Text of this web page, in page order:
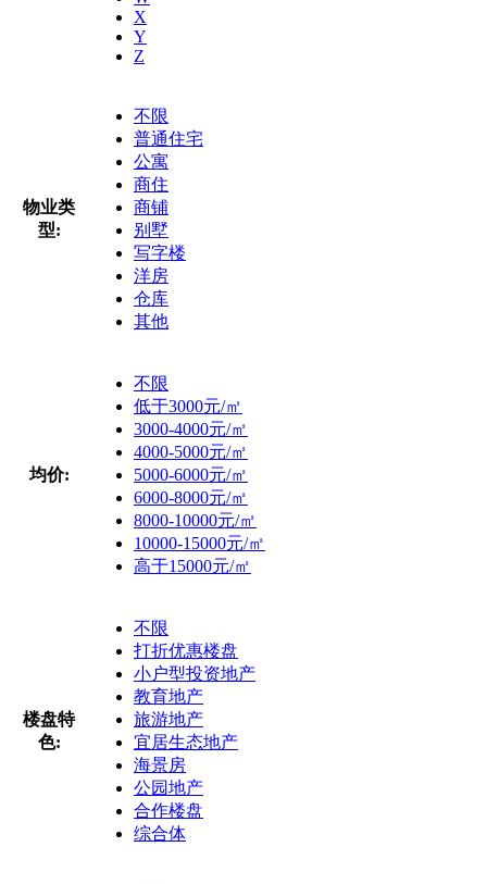
X
Y
Z
物业类
型:
不限
普通住宅
公寓
商住
商铺
别墅
写字楼
洋房
仓库
其他
均价:
不限
低于3000元/㎡
3000-4000元/㎡
4000-5000元/㎡
5000-6000元/㎡
6000-8000元/㎡
8000-10000元/㎡
10000-15000元/㎡
高于15000元/㎡
楼盘特
色:
不限
打折优惠楼盘
小户型投资地产
教育地产
旅游地产
宜居生态地产
海景房
公园地产
合作楼盘
综合体